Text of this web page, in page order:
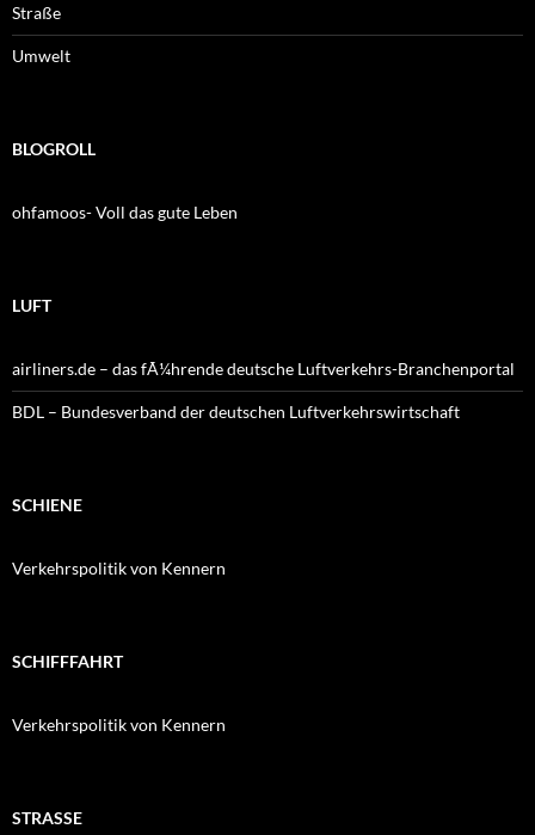
Straße
Umwelt
BLOGROLL
ohfamoos- Voll das gute Leben
LUFT
airliners.de – das fÃ¼hrende deutsche Luftverkehrs-Branchenportal
BDL – Bundesverband der deutschen Luftverkehrswirtschaft
SCHIENE
Verkehrspolitik von Kennern
SCHIFFFAHRT
Verkehrspolitik von Kennern
STRASSE